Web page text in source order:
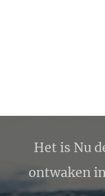
Het is Nu
ontwaken